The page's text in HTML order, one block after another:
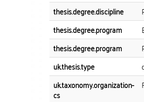
thesis.degree.discipline
thesis.degree.program
thesis.degree.program
uk.thesis.type
uk.taxonomy.organization-
cs